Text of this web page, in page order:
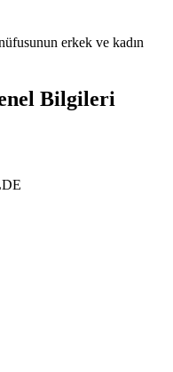
erkek ve kadın
Bilgileri